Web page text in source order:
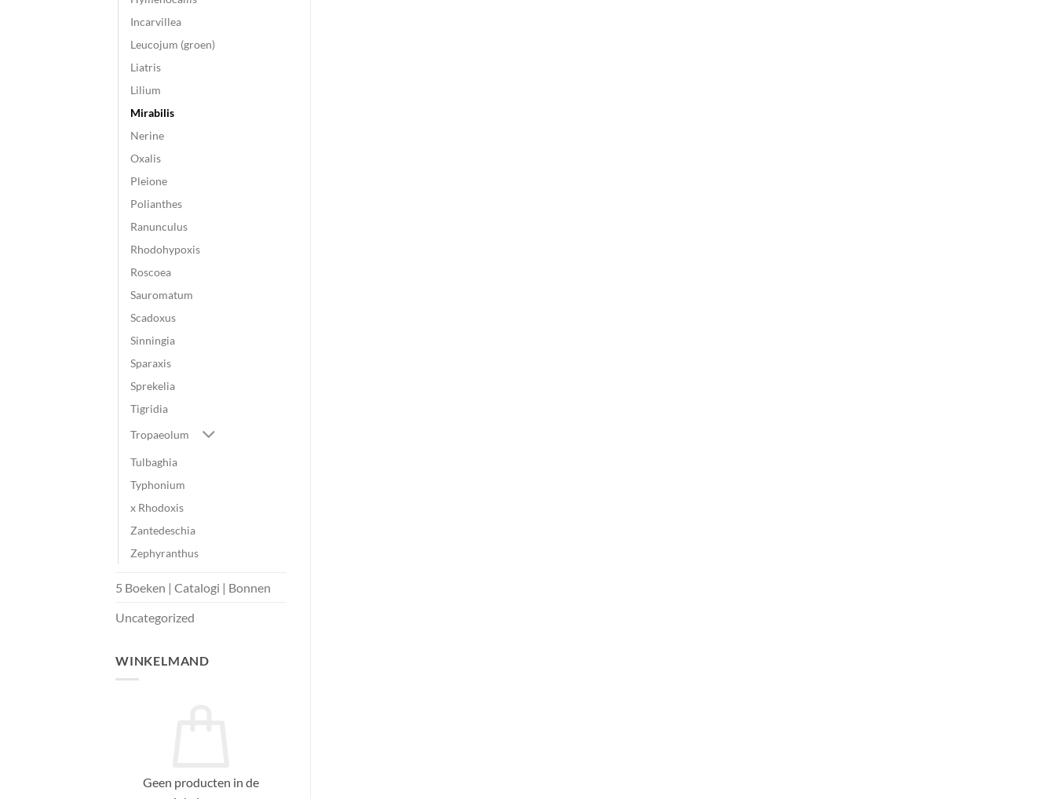
Incarvillea
Leucojum (groen)
Liatris
Lilium
Mirabilis
Nerine
Oxalis
Pleione
Polianthes
Ranunculus
Rhodohypoxis
Roscoea
Sauromatum
Scadoxus
Sinningia
Sparaxis
Sprekelia
Tigridia
Tropaeolum
Tulbaghia
Typhonium
x Rhodoxis
Zantedeschia
Zephyranthus
5 Boeken | Catalogi | Bonnen
Uncategorized
WINKELMAND
Geen producten in de